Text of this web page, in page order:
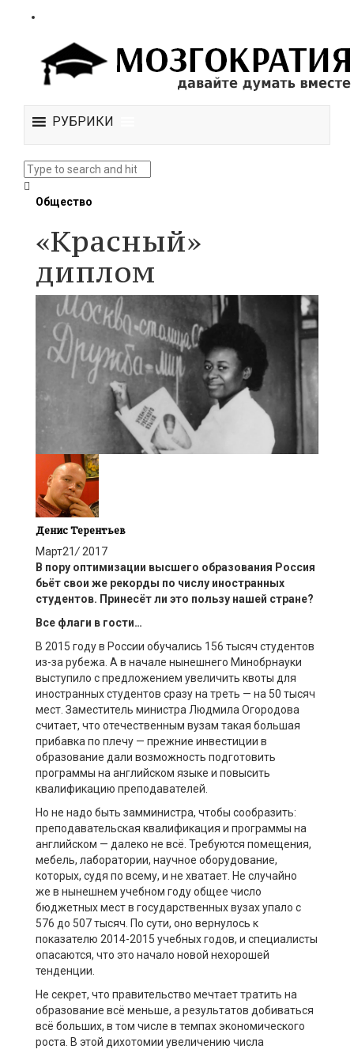
РУБРИКИ
Общество
«Красный»
диплом
Денис Терентьев
Март21/2017
В пору оптимизации высшего образования Россия
бьёт свои же рекорды по числу иностранных
студентов. Принесёт ли это пользу нашей стране?
Все флаги в гости…
В 2015 году в России обучались 156 тысяч студентов
из-за рубежа. А в начале нынешнего Минобрнауки
выступило с предложением увеличить квоты для
иностранных студентов сразу на треть — на 50 тысяч
мест. Заместитель министра Людмила Огородова
считает, что отечественным вузам такая большая
прибавка по плечу — прежние инвестиции в
образование дали возможность подготовить
программы на английском языке и повысить
квалификацию преподавателей.
Но не надо быть замминистра, чтобы сообразить:
преподавательская квалификация и программы на
английском — далеко не всё. Требуются помещения,
мебель, лаборатории, научное оборудование,
которых, судя по всему, и не хватает. Не случайно
же в нынешнем учебном году общее число
бюджетных мест в государственных вузах упало с
576 до 507 тысяч. По сути, оно вернулось к
показателю 2014-2015 учебных годов, и специалисты
опасаются, что это начало новой нехорошей
тенденции.
Не секрет, что правительство мечтает тратить на
образование всё меньше, а результатов добиваться
всё больших, в том числе в темпах экономического
роста. В этой дихотомии увеличению числа